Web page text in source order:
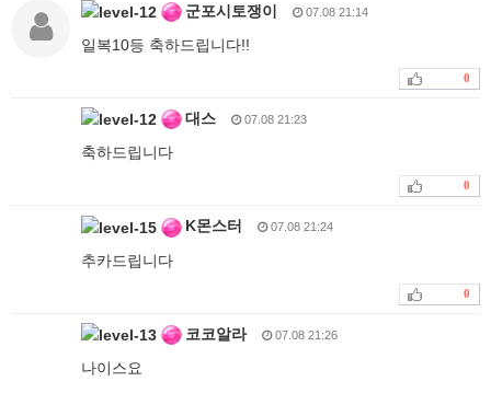
군포시토쟁이 07.08 21:14
일복10등 축하드립니다!!
0
대스 07.08 21:23
축하드립니다
0
K몬스터 07.08 21:24
추카드립니다
0
코코알라 07.08 21:26
나이스요